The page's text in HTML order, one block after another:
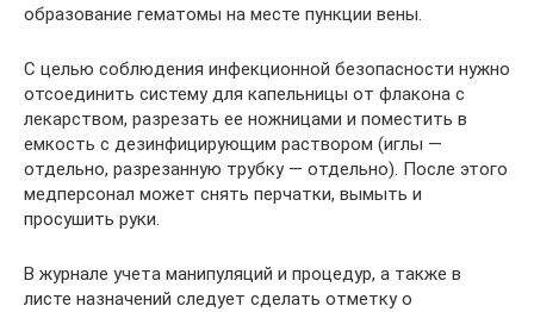
образование гематомы на месте пункции вены.
С целью соблюдения инфекционной безопасности нужно
отсоединить систему для капельницы от флакона с
лекарством, разрезать ее ножницами и поместить в
емкость с дезинфицирующим раствором (иглы —
отдельно, разрезанную трубку — отдельно). После этого
медперсонал может снять перчатки, вымыть и
просушить руки.
В журнале учета манипуляций и процедур, а также в
листе назначений следует сделать отметку о